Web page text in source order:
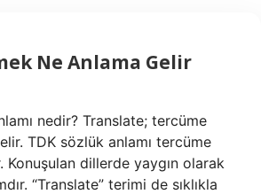
Ne Anlama Gelir
nedir? Translate; tercüme
TDK sözlük anlamı tercüme
dillerde yaygın olarak
“Translate” terimi de sıklıkla